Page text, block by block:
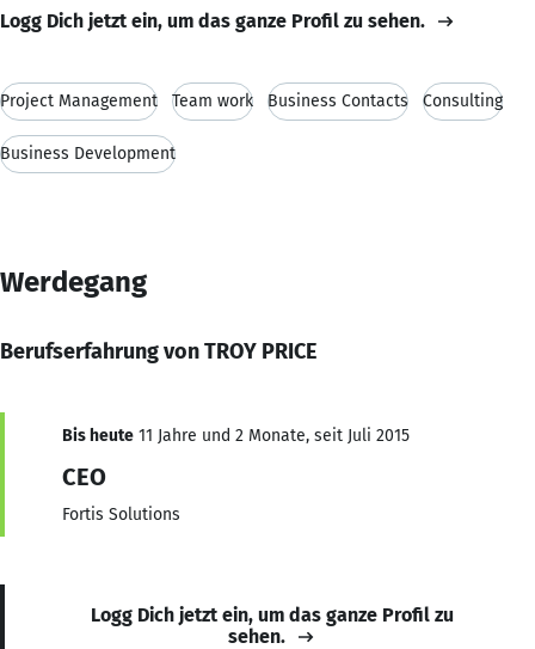
Logg Dich jetzt ein, um das ganze Profil zu sehen.
Project Management Team work Business Contacts Consulting
Business Development
Werdegang
Berufserfahrung von TROY PRICE
Bis heute 11 Jahre und 2 Monate, seit Juli 2015
CEO
Fortis Solutions
Logg Dich jetzt ein, um das ganze Profil zu
sehen.